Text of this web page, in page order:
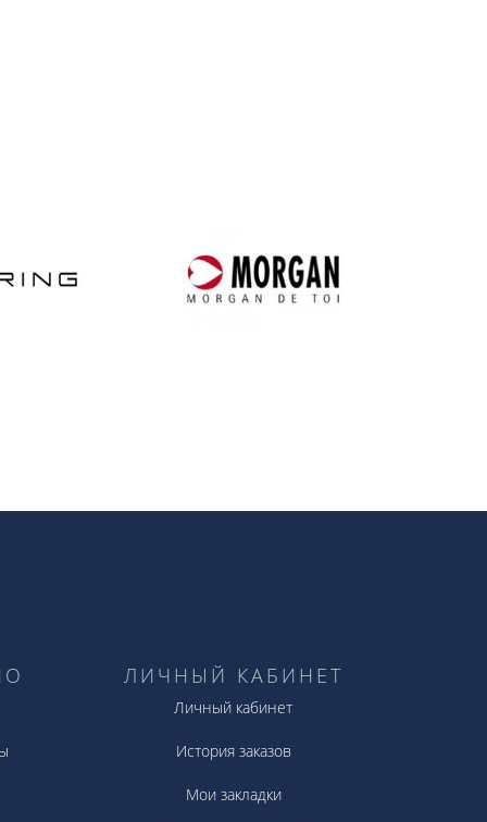
ЛИЧНЫЙ КАБИНЕТ
Личный кабинет
История заказов
Мои закладки